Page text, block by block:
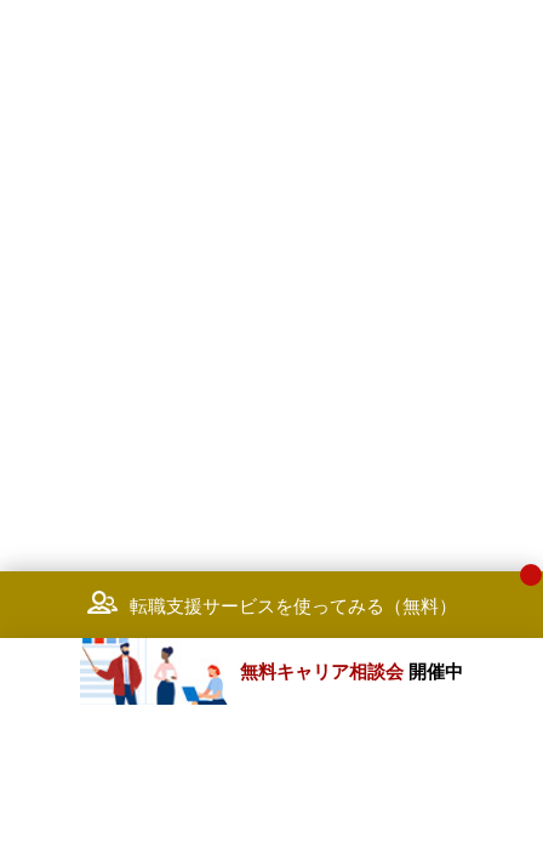
転職支援サービスを使ってみる（無料）
無料キャリア相談会 開催中